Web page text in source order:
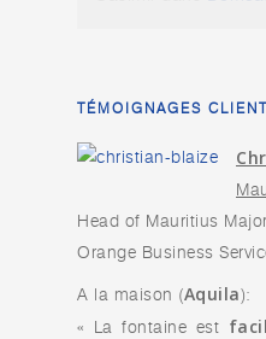
TÉMOIGNAGES
Head of Mauritius
Orange Business
A la maison (Aquila ):
« La fontaine est